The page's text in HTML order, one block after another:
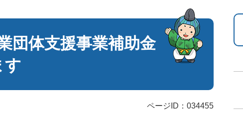
団体支援事業補助金
す
ページID：034455